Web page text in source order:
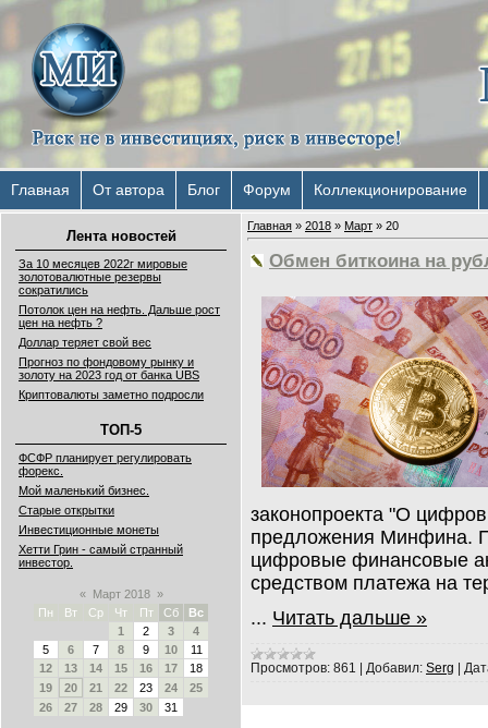
Главная От автора Блог Форум Коллекционирование
Лента новостей
За 10 месяцев 2022г мировые
золотовалютные резервы
сократились
Потолок цен на нефть. Дальше рост
цен на нефть ?
Доллар теряет свой вес
Прогноз по фондовому рынку и
золоту на 2023 год от банка UBS
Криптовалюты заметно подросли
ТОП-5
ФСФР планирует регулировать
форекс.
Мой маленький бизнес.
Старые открытки
Инвестиционные монеты
Хетти Грин - самый странный
инвестор.
« Март 2018 »
Пн
Вт Ср Чт Пт Сб
Вс
1
2 3
4
5
6 7 8 9 10
11
12
13 14 15 16 17
18
19
20 21 22 23 24
25
26
27 28 29 30 31
Главная » 2018 » Март » 20
Обмен биткоина на
законопроекта "О
предложения Минфина.
цифровые финансовые
средством платежа на
... Читать дальше »
Просмотров: 861 Добавил: Serg